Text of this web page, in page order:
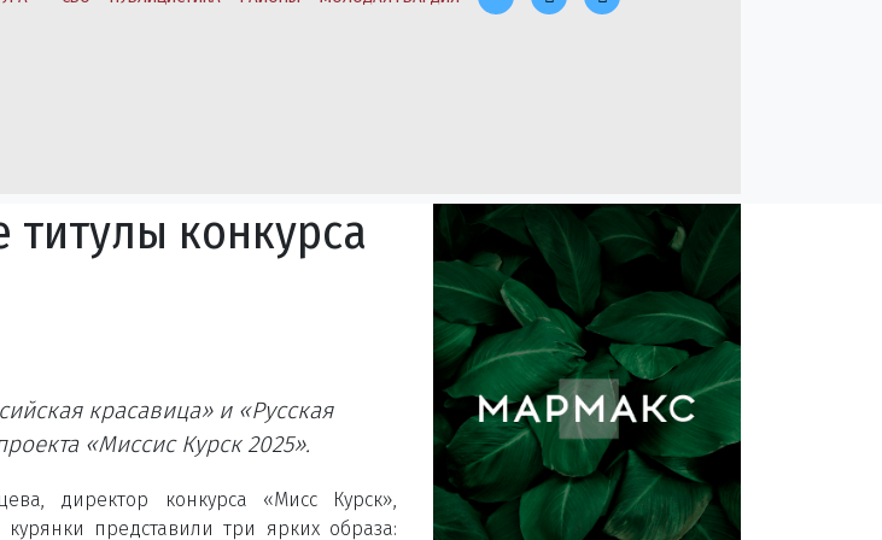
титулы конкурса
красавица» и «Русская
«Миссис Курск 2025».
директор конкурса «Мисс Курск»,
курянки представили три ярких образа: